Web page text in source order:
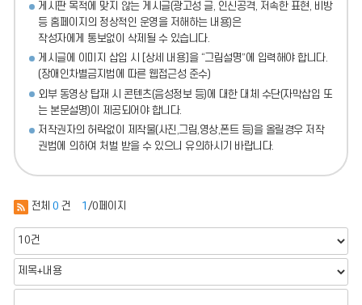
게시판 목적에 맞지 않는 게시글(광고성 글, 인신공격, 저속한 표현, 비방
등 홈페이지의 정상적인 운영을 저해하는 내용)은
작성자에게 통보없이 삭제될 수 있습니다.
게시글에 이미지 삽입 시 [상세 내용]을 “그림설명”에 입력해야 합니다.
(장애인차별금지법에 따른 웹접근성 준수)
외부 동영상 탑재 시 콘텐츠(음성정보 등)에 대한 대체 수단(자막삽입 또
는 본문설명)이 제공되어야 합니다.
저작권자의 허락없이 제작물(사진,그림,영상,폰트 등)을 올릴경우 저작
권법에 의하여 처벌 받을 수 있으니 유의하시기 바랍니다.
전체 0 건 1 /0페이지